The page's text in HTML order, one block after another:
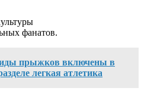
фанатов.
прыжков включены в
легкая атлетика